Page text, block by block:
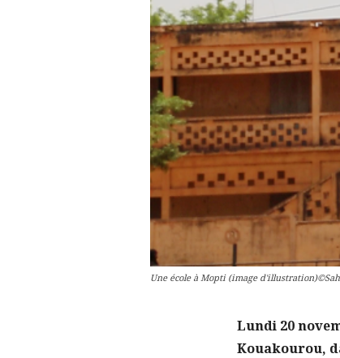
Une école à Mopti (image
Lundi 20
Kouakourou,